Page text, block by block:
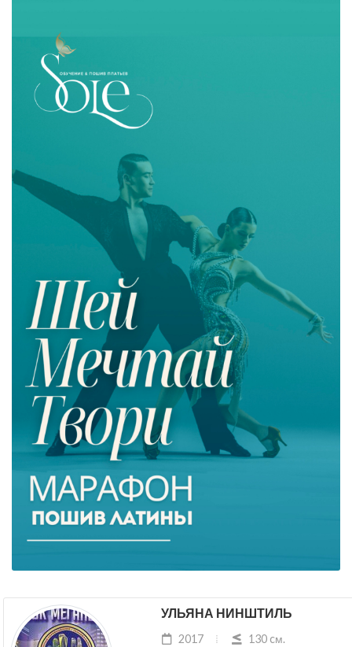
УЛЬЯНА НИНШТИЛЬ
2017
130 cм.